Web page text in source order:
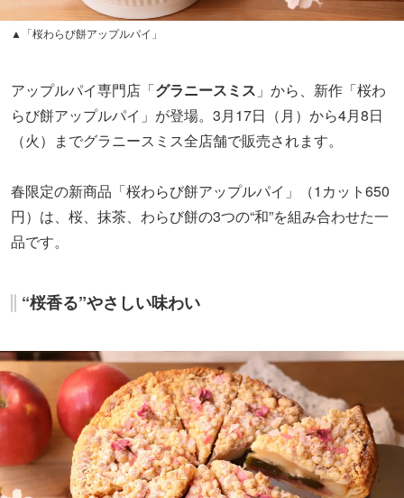
▲「桜わらび餅アップルパイ」
アップルパイ専門店「グラニースミス 」から、新作「桜わ
らび餅アップルパイ」が登場。3月17日（月）から4月8日
（火）までグラニースミス全店舗で販売されます。
春限定の新商品「桜わらび餅アップルパイ」（1カット650
円）は、桜、抹茶、わらび餅の3つの“和”を組み合わせた一
品です。
“桜香る”やさしい味わい